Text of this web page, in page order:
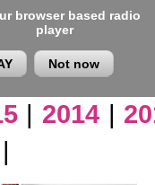
browser based radio
player
Not now
Chronicles Programmes
|2024
| 2014|
|